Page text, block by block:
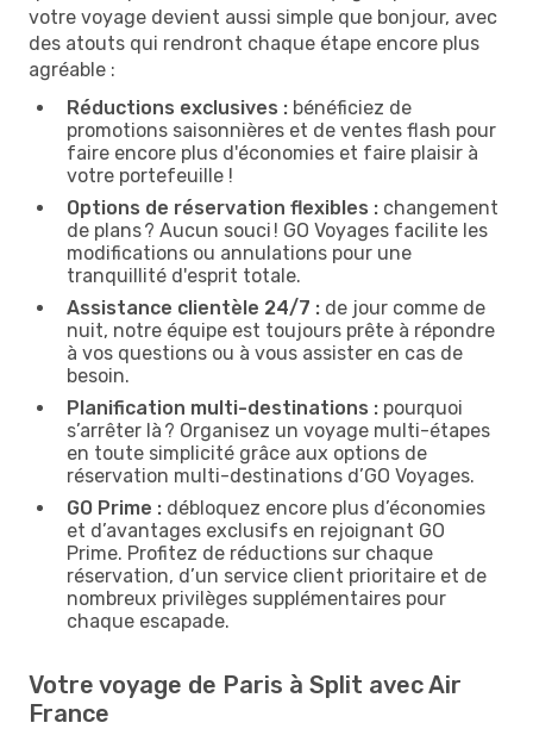
votre voyage devient aussi simple que bonjour, avec
des atouts qui rendront chaque étape encore plus
agréable :
Réductions exclusives : bénéficiez de
promotions saisonnières et de ventes flash pour
faire encore plus d'économies et faire plaisir à
votre portefeuille !
Options de réservation flexibles : changement
de plans ? Aucun souci ! GO Voyages facilite les
modifications ou annulations pour une
tranquillité d'esprit totale.
Assistance clientèle 24/7 : de jour comme de
nuit, notre équipe est toujours prête à répondre
à vos questions ou à vous assister en cas de
besoin.
Planification multi-destinations : pourquoi
s’arrêter là ? Organisez un voyage multi-étapes
en toute simplicité grâce aux options de
réservation multi-destinations d’GO Voyages.
GO Prime : débloquez encore plus d’économies
et d’avantages exclusifs en rejoignant GO
Prime. Profitez de réductions sur chaque
réservation, d’un service client prioritaire et de
nombreux privilèges supplémentaires pour
chaque escapade.
Votre voyage de Paris à Split avec Air
France